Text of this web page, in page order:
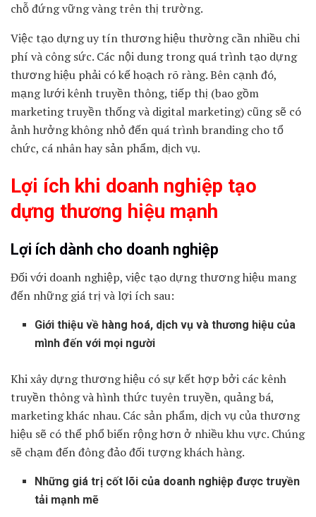
chỗ đứng vững vàng trên thị trường.
Việc tạo dựng uy tín thương hiệu thường cần nhiều chi
phí và công sức. Các nội dung trong quá trình tạo dựng
thương hiệu phải có kế hoạch rõ ràng. Bên cạnh đó,
mạng lưới kênh truyền thông, tiếp thị (bao gồm
marketing truyền thống và digital marketing) cũng sẽ có
ảnh hưởng không nhỏ đến quá trình branding cho tổ
chức, cá nhân hay sản phẩm, dịch vụ.
Lợi ích khi doanh nghiệp tạo
dựng thương hiệu mạnh
Lợi ích dành cho doanh nghiệp
Đối với doanh nghiệp, việc tạo dựng thương hiệu mang
đến những giá trị và lợi ích sau:
Giới thiệu về hàng hoá, dịch vụ và thương hiệu của
mình đến với mọi người
Khi xây dựng thương hiệu có sự kết hợp bởi các kênh
truyền thông và hình thức tuyên truyền, quảng bá,
marketing khác nhau. Các sản phẩm, dịch vụ của thương
hiệu sẽ có thể phổ biến rộng hơn ở nhiều khu vực. Chúng
sẽ chạm đến đông đảo đối tượng khách hàng.
Những giá trị cốt lõi của doanh nghiệp được truyền
tải mạnh mẽ